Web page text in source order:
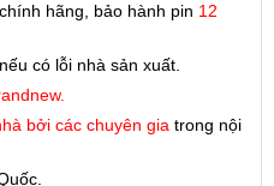
chính hãng, bảo hành pin 12
có lỗi nhà sản xuất.
bởi các chuyên gia trong nội